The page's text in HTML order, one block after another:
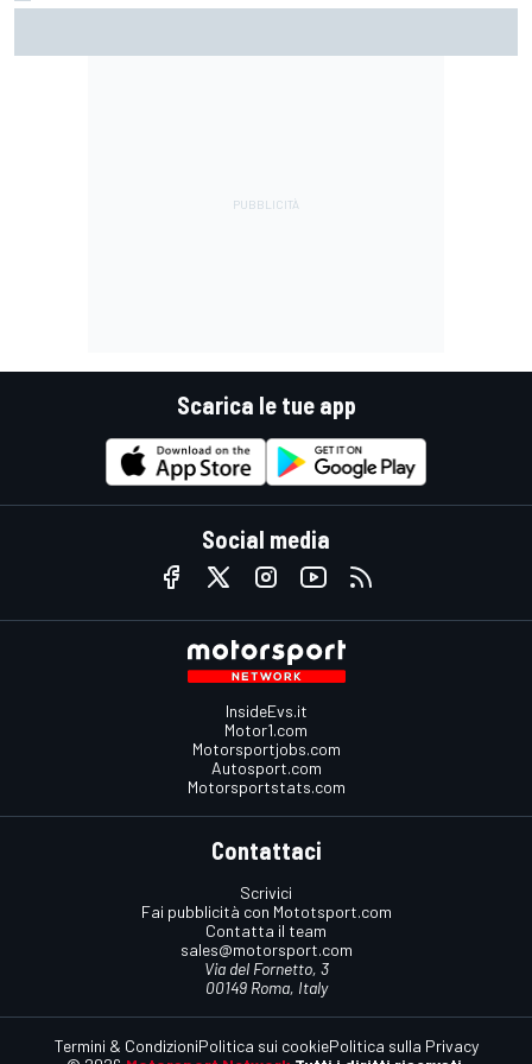
Scarica le tue app
Social media
InsideEvs.it
Motor1.com
Motorsportjobs.com
Autosport.com
Motorsportstats.com
Contattaci
Scrivici
Fai pubblicità con Mototsport.com
Contatta il team
sales@motorsport.com
Via del Fornetto, 3
00149 Roma, Italy
Termini & CondizioniPolitica sui cookiePolitica sulla Privacy